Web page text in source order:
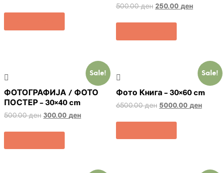
500.00ден 250.00 ден
Sale!
ФОТОГРАФИЈА / ФОТО
ПОСТЕР – 30×40 cm
500.00ден 300.00 ден
Sale!
Фото Книга – 30×60 cm
6500.00ден 5000.00 ден